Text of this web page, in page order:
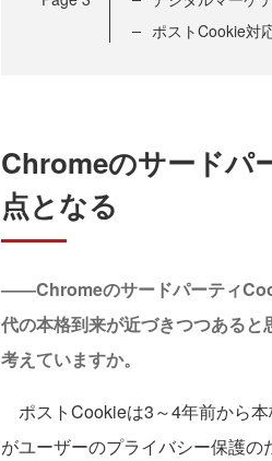
ポストCookie対
Chromeのサードパ
点となる
――Chromeのサードパーティ
代の本格到来が近づきつつある
考えていますか。
ポストCookieは3～4年前から
がユーザーのプライバシー保護